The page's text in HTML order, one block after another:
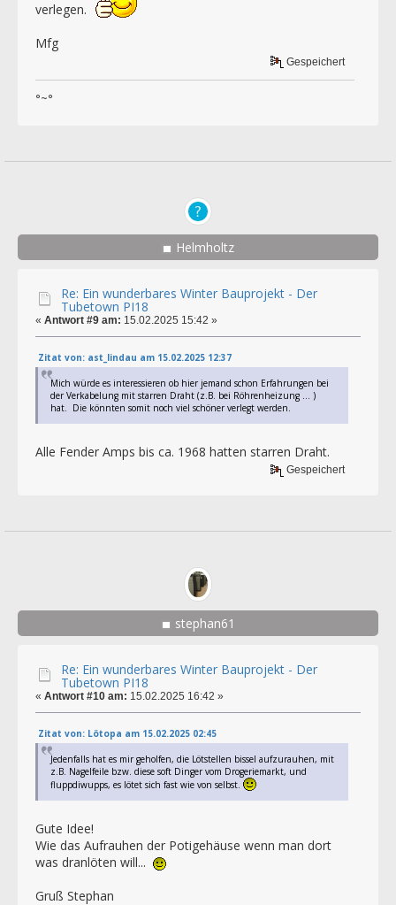
verlegen.
Mfg
Gespeichert
°~°
Helmholtz
Re: Ein wunderbares Winter Bauprojekt - Der
Tubetown PI18
« Antwort #9 am: 15.02.2025 15:42 »
Zitat von: ast_lindau am 15.02.2025 12:37
Mich würde es interessieren ob hier jemand schon Erfahrungen bei
der Verkabelung mit starren Draht (z.B. bei Röhrenheizung ... )
hat. Die könnten somit noch viel schöner verlegt werden.
Alle Fender Amps bis ca. 1968 hatten starren Draht.
Gespeichert
stephan61
Re: Ein wunderbares Winter Bauprojekt - Der
Tubetown PI18
« Antwort #10 am: 15.02.2025 16:42 »
Zitat von: Lötopa am 15.02.2025 02:45
Jedenfalls hat es mir geholfen, die Lötstellen bissel aufzurauhen, mit
z.B. Nagelfeile bzw. diese soft Dinger vom Drogeriemarkt, und
fluppdiwupps, es lötet sich fast wie von selbst.
Gute Idee!
Wie das Aufrauhen der Potigehäuse wenn man dort
was dranlöten will...
Gruß Stephan